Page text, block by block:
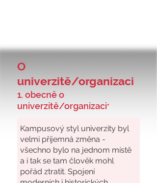
O
univerzitě/organizaci
1. obecně o
univerzitě/organizaci*